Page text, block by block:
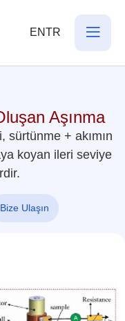
ENTR
Aşınma
sürtünme + akımın
koyan ileri seviye
Bize Ulaşın